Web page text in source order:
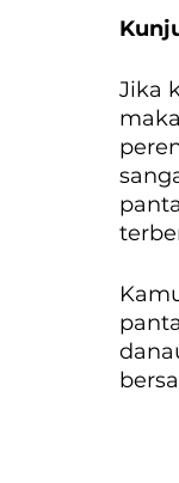
Jika